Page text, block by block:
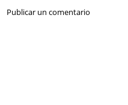
Publicar un comentario